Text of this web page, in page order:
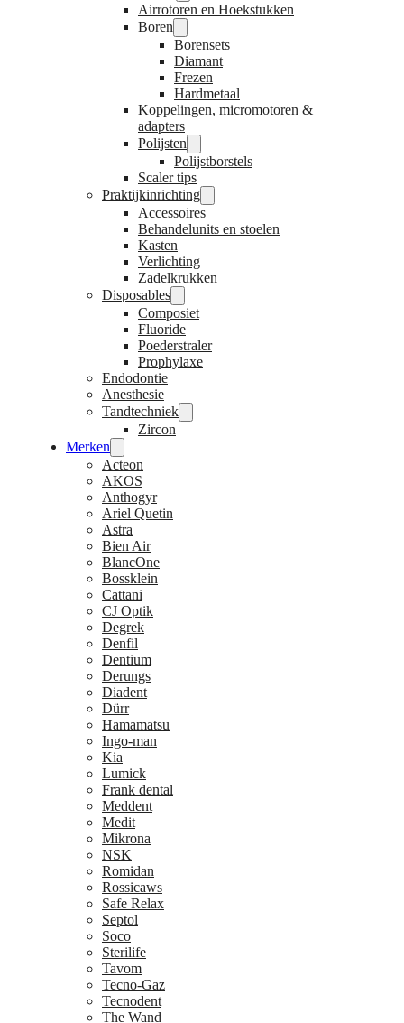
Airrotoren en Hoekstukken
Boren
Borensets
Diamant
Frezen
Hardmetaal
Koppelingen, micromotoren &
adapters
Polijsten
Polijstborstels
Scaler tips
Praktijkinrichting
Accessoires
Behandelunits en stoelen
Kasten
Verlichting
Zadelkrukken
Disposables
Composiet
Fluoride
Poederstraler
Prophylaxe
Endodontie
Anesthesie
Tandtechniek
Zircon
Merken
Acteon
AKOS
Anthogyr
Ariel Quetin
Astra
Bien Air
BlancOne
Bossklein
Cattani
CJ Optik
Degrek
Denfil
Dentium
Derungs
Diadent
Dürr
Hamamatsu
Ingo-man
Kia
Lumick
Frank dental
Meddent
Medit
Mikrona
NSK
Romidan
Rossicaws
Safe Relax
Septol
Soco
Sterilife
Tavom
Tecno-Gaz
Tecnodent
The Wand